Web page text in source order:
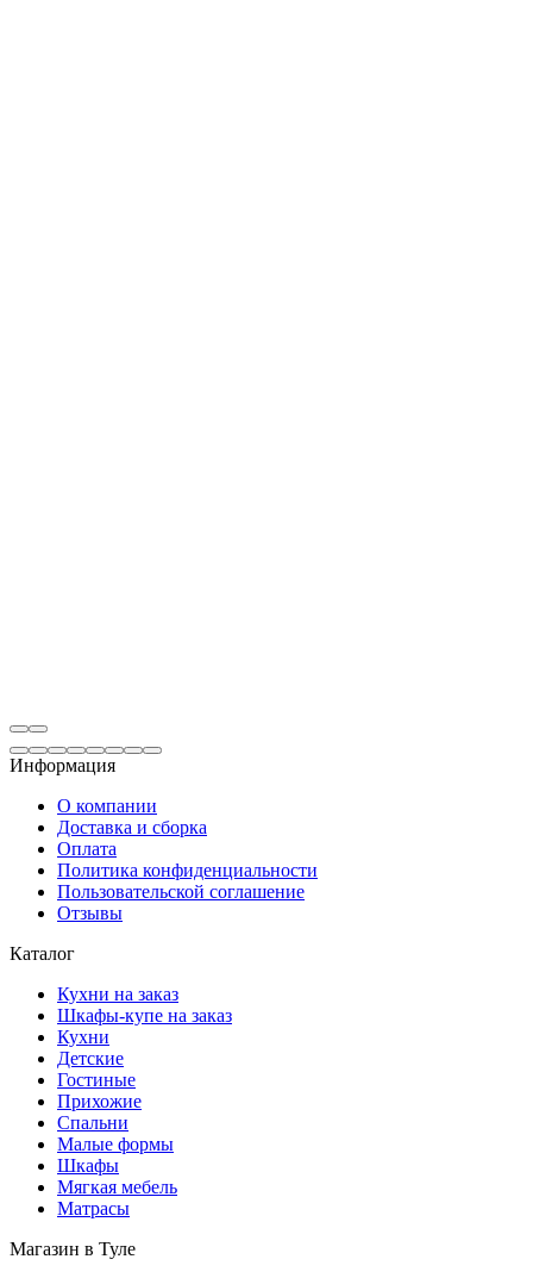
Информация
О компании
Доставка и сборка
Оплата
Политика конфиденциальности
Пользовательской соглашение
Отзывы
Каталог
Кухни на заказ
Шкафы-купе на заказ
Кухни
Детские
Гостиные
Прихожие
Спальни
Малые формы
Шкафы
Мягкая мебель
Матрасы
Магазин в Туле